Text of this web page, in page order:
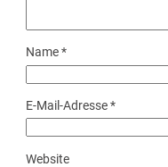
Name*
E-Mail-Adresse*
Website